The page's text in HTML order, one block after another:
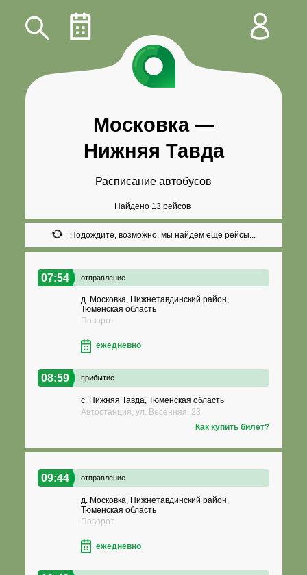
Московка—
Нижняя Тавда
Расписание автобусов
Найдено 13 рейсов
Подождите, возможно, мы найдём ещё рейсы...
07:54 отправление
д. Московка, Нижнетавдинский район,
Тюменская область
Поворот
ежедневно
08:59 прибытие
с. Нижняя Тавда, Тюменская область
Автостанция, ул. Весенняя, 23
Как купить билет?
09:44 отправление
д. Московка, Нижнетавдинский район,
Тюменская область
Поворот
ежедневно